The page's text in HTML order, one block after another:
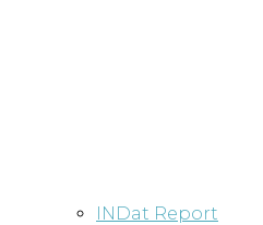
INDat Report